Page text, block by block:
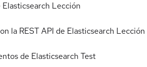
Elasticsearch Lección
la REST API de Elasticsearch Lección
de Elasticsearch Test